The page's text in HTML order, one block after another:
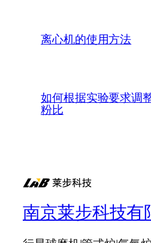
离心机的使用方法
如何根据实验要求调
粉比
南京莱步科技有